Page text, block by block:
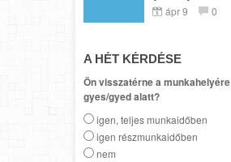
ápr 9 0
A HÉT KÉRDÉSE
Ön visszatérne a munkahelyére
gyes/gyed alatt?
igen, teljes munkaidőben
igen részmunkaidőben
nem